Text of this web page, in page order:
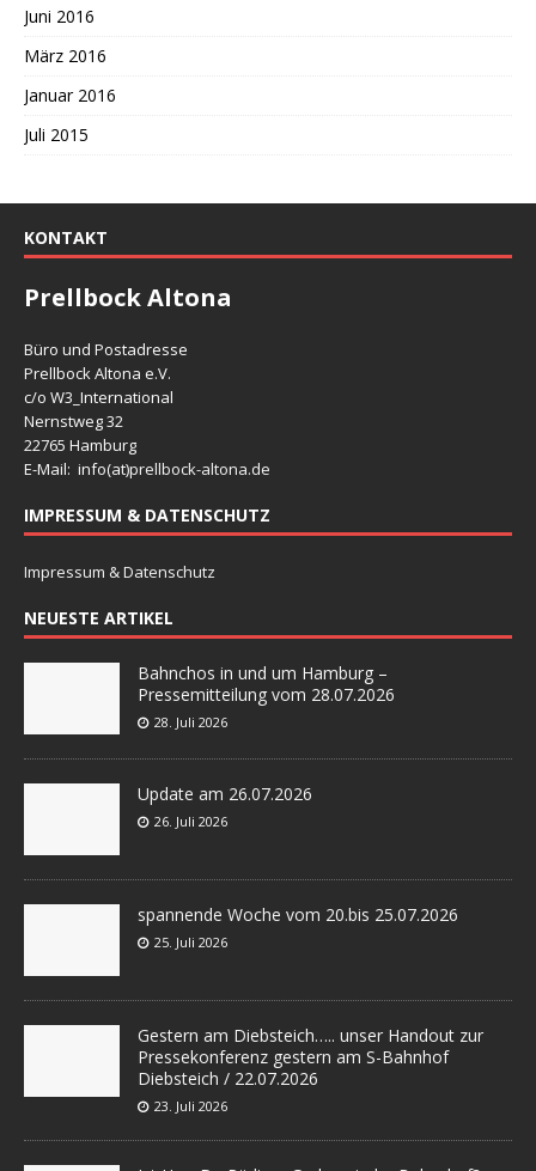
Juni 2016
März 2016
Januar 2016
Juli 2015
KONTAKT
Prellbock Altona
Büro und Postadresse
Prellbock Altona e.V.
c/o W3_International
Nernstweg 32
22765 Hamburg
E-Mail: info(at)prellbock-altona.de
IMPRESSUM & DATENSCHUTZ
Impressum & Datenschutz
NEUESTE ARTIKEL
Bahnchos in und um Hamburg –
Pressemitteilung vom 28.07.2026
28. Juli 2026
Update am 26.07.2026
26. Juli 2026
spannende Woche vom 20.bis 25.07.2026
25. Juli 2026
Gestern am Diebsteich….. unser Handout zur
Pressekonferenz gestern am S-Bahnhof
Diebsteich / 22.07.2026
23. Juli 2026